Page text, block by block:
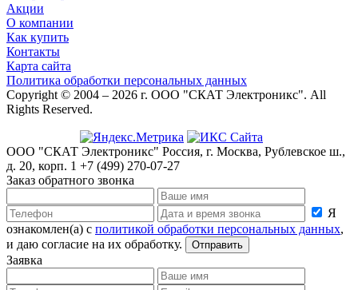
Акции
О компании
Как купить
Контакты
Карта сайта
Политика обработки персональных данных
Copyright © 2004 – 2026 г. ООО "СКАТ Электроникс". All
Rights Reserved.
ООО "СКАТ Электроникс" Россия, г. Москва, Рублевское ш.,
д. 20, корп. 1 +7 (499) 270-07-27
Заказ обратного звонка
Я
ознакомлен(а) с политикой обработки персональных данных,
и даю согласие на их обработку.
Отправить
Заявка